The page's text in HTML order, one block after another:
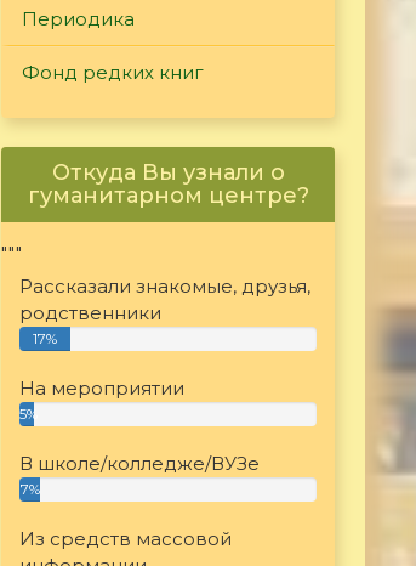
Периодика
Фонд редких книг
Откуда Вы узнали о
гуманитарном центре?
"""
Рассказали знакомые, друзья,
родственники
17%
На мероприятии
5%
В школе/колледже/ВУЗе
7%
Из средств массовой